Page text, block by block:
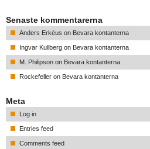
Senaste kommentarerna
Anders Erkéus on Bevara kontanterna
Ingvar Kullberg on Bevara kontanterna
M. Philipson on Bevara kontanterna
Rockefeller on Bevara kontanterna
Meta
Log in
Entries feed
Comments feed